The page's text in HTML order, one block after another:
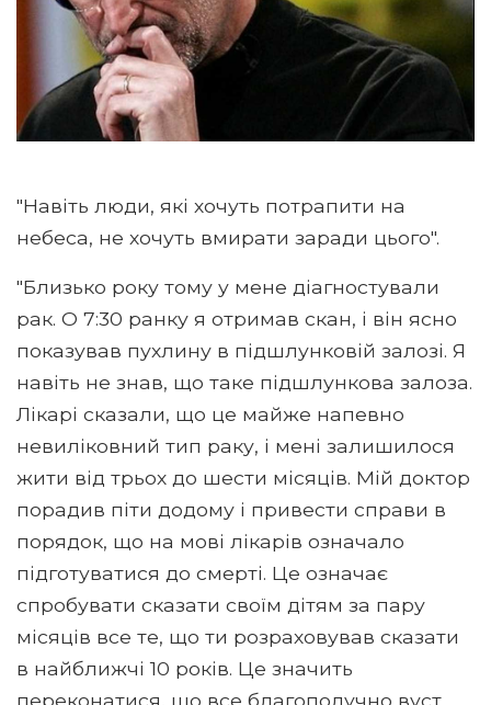
"Навіть люди, які хочуть потрапити на
небеса, не хочуть вмирати заради цього".
"Близько року тому у мене діагностували
рак. О 7:30 ранку я отримав скан, і він ясно
показував пухлину в підшлунковій залозі. Я
навіть не знав, що таке підшлункова залоза.
Лікарі сказали, що це майже напевно
невиліковний тип раку, і мені залишилося
жити від трьох до шести місяців. Мій доктор
порадив піти додому і привести справи в
порядок, що на мові лікарів означало
підготуватися до смерті. Це означає
спробувати сказати своїм дітям за пару
місяців все те, що ти розраховував сказати
в найближчі 10 років. Це значить
переконатися, що все благополучно вуст